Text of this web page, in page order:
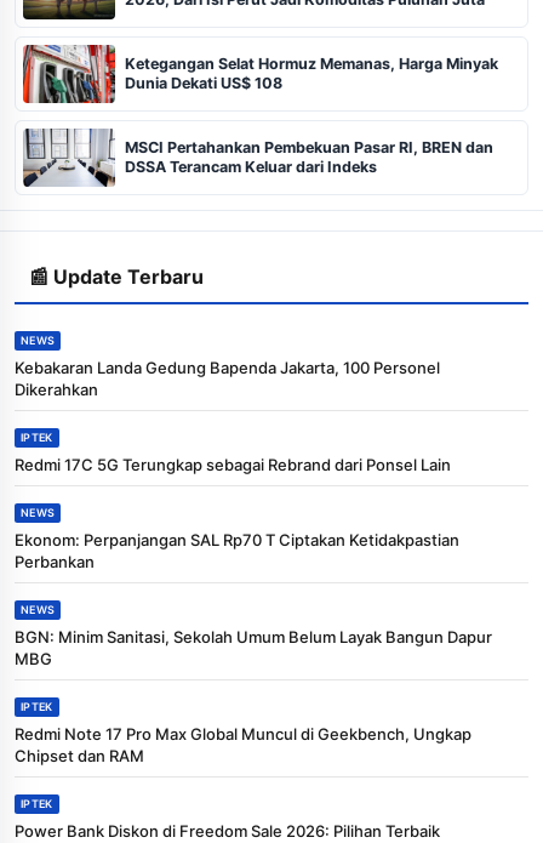
Ketegangan Selat Hormuz Memanas, Harga Minyak
Dunia Dekati US$ 108
MSCI Pertahankan Pembekuan Pasar RI, BREN dan
DSSA Terancam Keluar dari Indeks
📰 Update Terbaru
NEWS
Kebakaran Landa Gedung Bapenda Jakarta, 100 Personel
Dikerahkan
IPTEK
Redmi 17C 5G Terungkap sebagai Rebrand dari Ponsel Lain
NEWS
Ekonom: Perpanjangan SAL Rp70 T Ciptakan Ketidakpastian
Perbankan
NEWS
BGN: Minim Sanitasi, Sekolah Umum Belum Layak Bangun Dapur
MBG
IPTEK
Redmi Note 17 Pro Max Global Muncul di Geekbench, Ungkap
Chipset dan RAM
IPTEK
Power Bank Diskon di Freedom Sale 2026: Pilihan Terbaik